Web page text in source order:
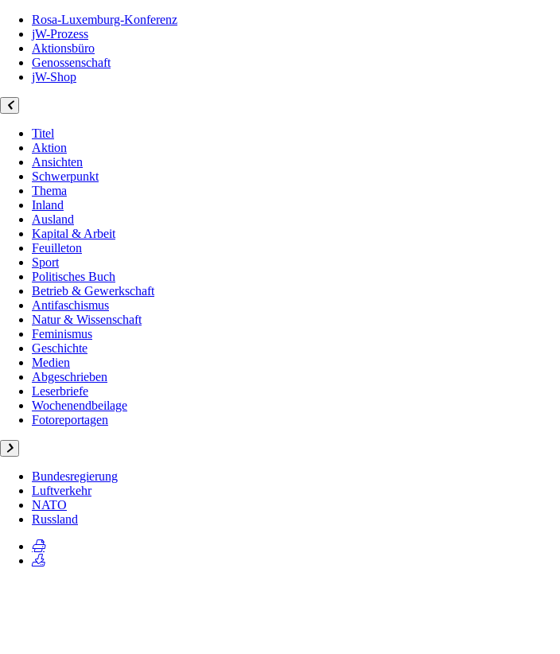
Rosa-Luxemburg-Konferenz
jW-Prozess
Aktionsbüro
Genossenschaft
jW-Shop
Titel
Aktion
Ansichten
Schwerpunkt
Thema
Inland
Ausland
Kapital & Arbeit
Feuilleton
Sport
Politisches Buch
Betrieb & Gewerkschaft
Antifaschismus
Natur & Wissenschaft
Feminismus
Geschichte
Medien
Abgeschrieben
Leserbriefe
Wochenendbeilage
Fotoreportagen
Bundesregierung
Luftverkehr
NATO
Russland